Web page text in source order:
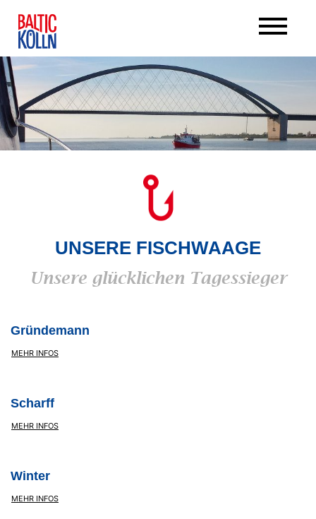
UNSERE FISCHWAAGE
Unsere glücklichen Tagessieger
Gründemann
MEHR INFOS
Scharff
MEHR INFOS
Winter
MEHR INFOS